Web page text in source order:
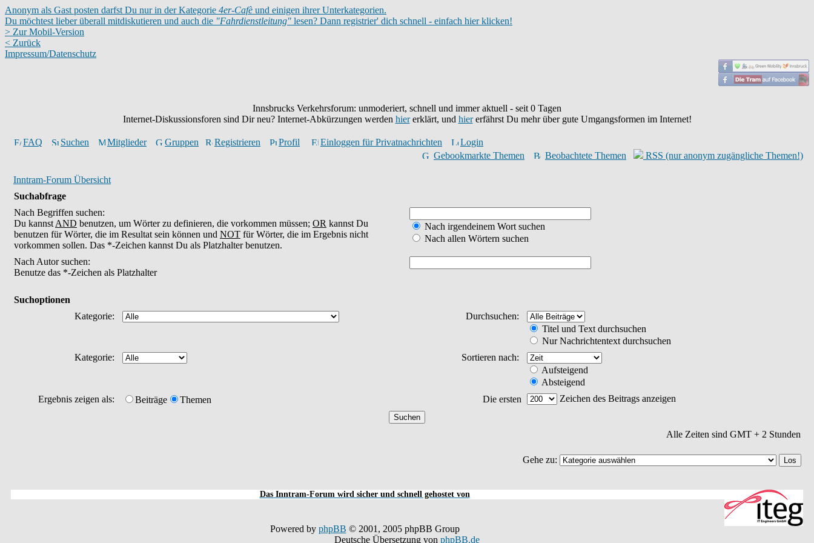
Anonym als Gast posten darfst Du nur in der Kategorie 4er-Cafè und einigen ihrer Unterkategorien.
Du möchtest lieber überall mitdiskutieren und auch die "Fahrdienstleitung" lesen? Dann registrier' dich schnell - einfach hier klicken!
> Zur Mobil-Version
< Zurück
Impressum/Datenschutz
Innsbrucks Verkehrsforum: unmoderiert, schnell und immer aktuell - seit 0 Tagen
Internet-Diskussionsforen sind Dir neu? Internet-Abkürzungen werden hiererklärt, und hiererfährst Du mehr über gute Umgangsformen im Internet!
FAQ Suchen Mitglieder Gruppen Registrieren Profil Einloggen für Privatnachrichten
Login
Gebookmarkte Themen
Beobachtete Themen RSS (nur anonym zugängliche Themen!)
Inntram-Forum Übersicht
Suchabfrage
Nach Begriffen suchen:
Du kannst AND benutzen, um Wörter zu definieren, die vorkommen müssen; OR kannst Du
benutzen für Wörter, die im Resultat sein können und NOT für Wörter, die im Ergebnis nicht
vorkommen sollen. Das *-Zeichen kannst Du als Platzhalter benutzen.
Nach irgendeinem Wort suchen
Nach allen Wörtern suchen
Nach Autor suchen:
Benutze das *-Zeichen als Platzhalter
Suchoptionen
Kategorie:
Durchsuchen:
Titel und Text durchsuchen
Nur Nachrichtentext durchsuchen
Kategorie:
Sortieren nach:
Aufsteigend
Absteigend
Ergebnis zeigen als:
Beiträge Themen Die ersten Zeichen des Beitrags anzeigen
Alle Zeiten sind GMT + 2 Stunden
Gehe zu:
Das Inntram-Forum wird sicher und schnell gehostet von
Powered by phpBB © 2001, 2005 phpBB Group
Deutsche Übersetzung von phpBB.de